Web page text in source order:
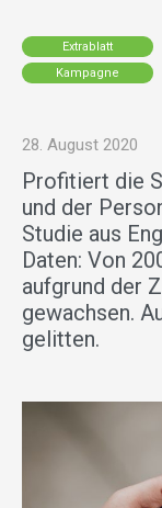
Extrablatt
Kampagne
28. August 2020
Profitiert die
und der
Studie aus
Daten: Von
aufgrund der
gewachsen.
gelitten.